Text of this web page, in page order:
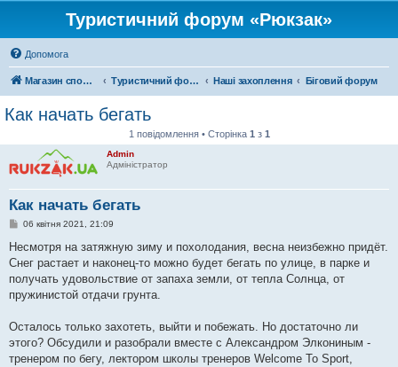
Туристичний форум «Рюкзак»
Допомога
Магазин спорядження Туристичний форум «Рюкзак» Наші захоплення Біговий форум
Как начать бегать
1 повідомлення • Сторінка 1 з 1
Admin
Адміністратор
Как начать бегать
П
в
д
о
л
н
я
06 квітня 2021, 21:09
Несмотря на затяжную зиму и похолодания, весна неизбежно придёт.
Снег растает и наконец-то можно будет бегать по улице, в парке и
получать удовольствие от запаха земли, от тепла Солнца, от
пружинистой отдачи грунта.
Осталось только захотеть, выйти и побежать. Но достаточно ли
этого? Обсудили и разобрали вместе с Александром Элкониным -
тренером по бегу, лектором школы тренеров Welcome To Sport,